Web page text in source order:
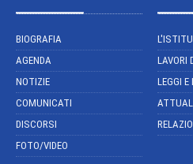
BIOGRAFIA
AGENDA
NOTIZIE
COMUNICATI
DISCORSI
FOTO/VIDEO
LAVORI
LEGGI